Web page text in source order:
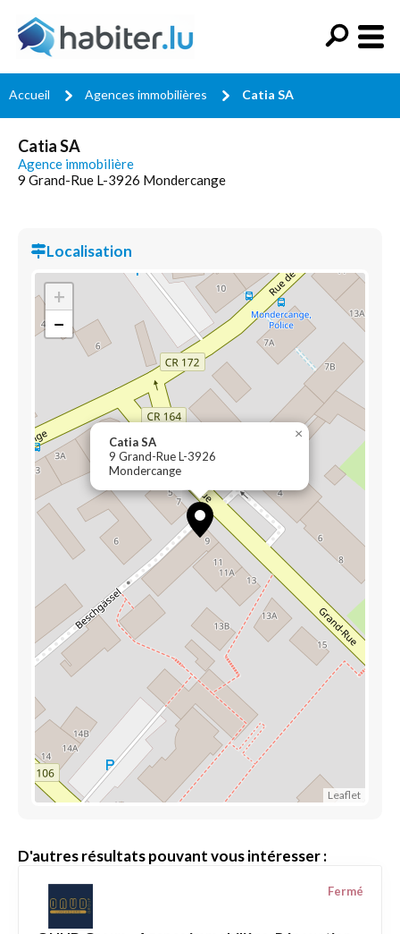
Accueil Agences immobilières Catia SA
Catia SA
Agence immobilière
9 Grand-Rue L-3926 Mondercange
Localisation
Catia SA
9 Grand-Rue L-3926
Mondercange
×
+
−
Leaflet
D'autres résultats pouvant vous intéresser :
Fermé